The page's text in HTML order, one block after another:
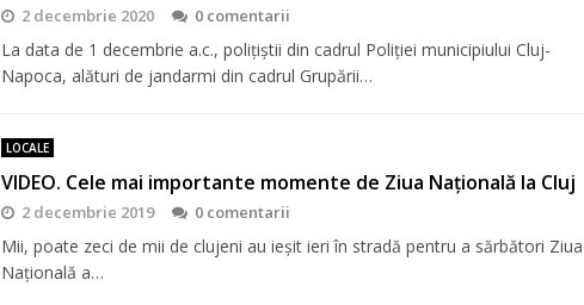
2 decembrie 2020 0 comentarii
La data de 1 decembrie a.c., polițiștii din cadrul Poliției municipiului Cluj-
Napoca, alături de jandarmi din cadrul Grupării…
LOCALE
VIDEO. Cele mai importante momente de Ziua Naţională la Cluj
2 decembrie 2019 0 comentarii
Mii, poate zeci de mii de clujeni au ieşit ieri în stradă pentru a sărbători Ziua
Naţională a…